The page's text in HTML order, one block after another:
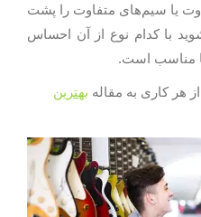
یا سیم‌های متفاوت را پشت
با کدام نوع از آن احساس
مناسب است.
هر کاری به مقاله بهترین